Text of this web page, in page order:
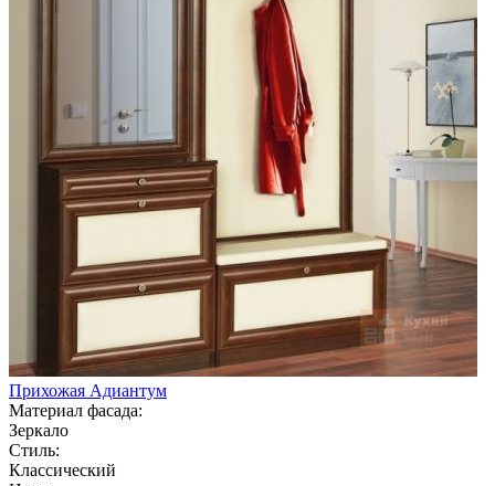
Прихожая Адиантум
Материал фасада:
Зеркало
Стиль:
Классический